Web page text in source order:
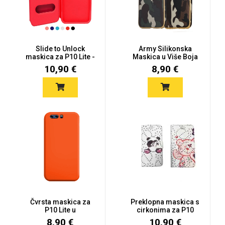
Slide to Unlock
maskica za P10 Lite -
Više boj...
10,90 €
Army Silikonska
Maskica u Više Boja
za P10 Lit...
8,90 €
Čvrsta maskica za
P10 Lite u
narančastoj boji
8,90 €
Preklopna maskica s
cirkonima za P10
Lite - Vi...
10,90 €
Mix